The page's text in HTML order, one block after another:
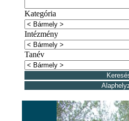
Kategória
Intézmény
Tanév